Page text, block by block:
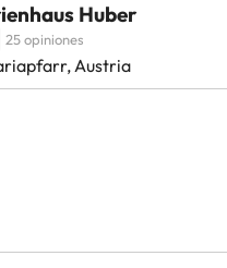
Huber
25 opiniones
Austria